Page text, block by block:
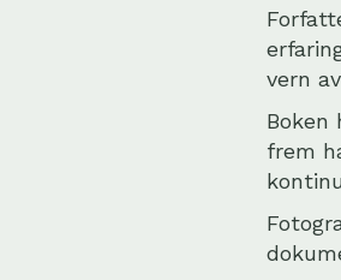
vern
Boken
frem